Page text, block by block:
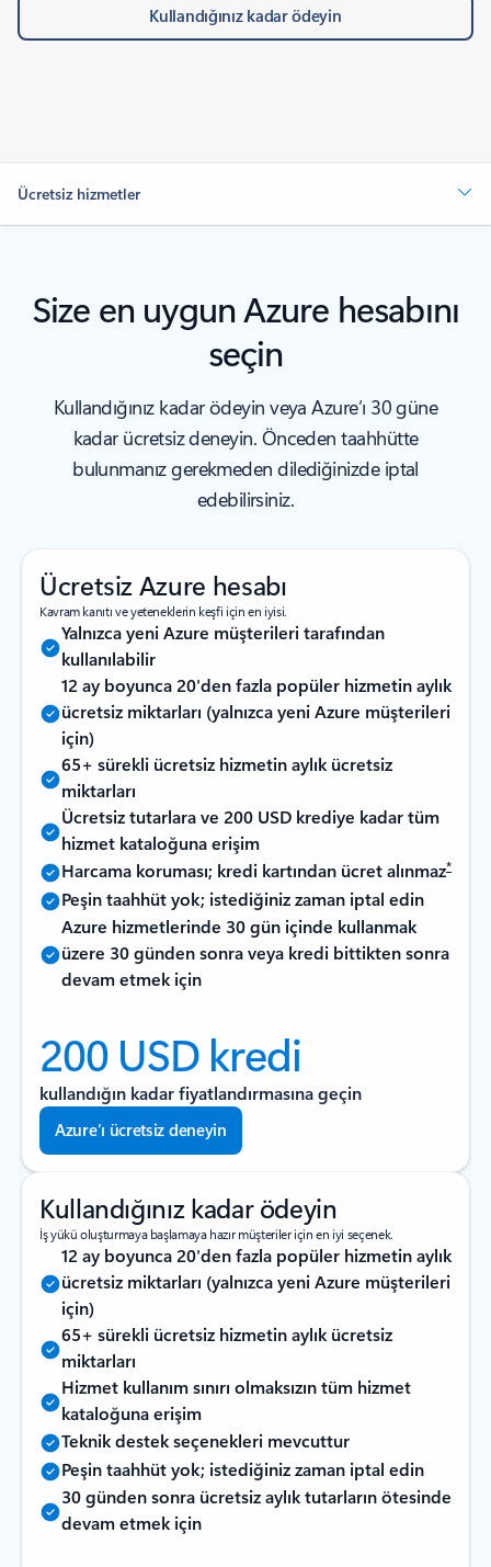
Kullandığınız kadar ödeyin
Ücretsiz hizmetler
Size en uygun Azure hesabını
seçin
Kullandığınız kadar ödeyin veya Azure’ı 30 güne
kadar ücretsiz deneyin. Önceden taahhütte
bulunmanız gerekmeden dilediğinizde iptal
edebilirsiniz.
Ücretsiz Azure hesabı
Kavram kanıtı ve yeteneklerin keşfi için en iyisi.
Yalnızca yeni Azure müşterileri tarafından
kullanılabilir
12 ay boyunca 20'den fazla popüler hizmetin aylık
ücretsiz miktarları (yalnızca yeni Azure müşterileri
için)
65+ sürekli ücretsiz hizmetin aylık ücretsiz
miktarları
Ücretsiz tutarlara ve 200 USD krediye kadar tüm
hizmet kataloğuna erişim
Harcama koruması; kredi kartından ücret alınmaz*
Peşin taahhüt yok; istediğiniz zaman iptal edin
Azure hizmetlerinde 30 gün içinde kullanmak
üzere 30 günden sonra veya kredi bittikten sonra
devam etmek için
200 USD kredi
kullandığın kadar fiyatlandırmasına geçin
Azure’ı ücretsiz deneyin
Kullandığınız kadar ödeyin
İş yükü oluşturmaya başlamaya hazır müşteriler için en iyi seçenek.
12 ay boyunca 20'den fazla popüler hizmetin aylık
ücretsiz miktarları (yalnızca yeni Azure müşterileri
için)
65+ sürekli ücretsiz hizmetin aylık ücretsiz
miktarları
Hizmet kullanım sınırı olmaksızın tüm hizmet
kataloğuna erişim
Teknik destek seçenekleri mevcuttur
Peşin taahhüt yok; istediğiniz zaman iptal edin
30 günden sonra ücretsiz aylık tutarların ötesinde
devam etmek için